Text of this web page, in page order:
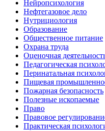
Нейропсихология
Нефтегазовое дело
Нутрициология
Образование
Общественное питание
Охрана труда
Оценочная
Педагогическая
Перинатальная
Пищевая
Пожарная безопасность
Полезные ископаемые
Право
Правовое
Практическая